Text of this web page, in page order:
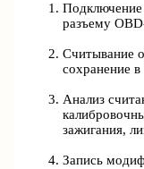
Подключение
разъему
Считывание
сохранение
Анализ
зажигания,
Запись